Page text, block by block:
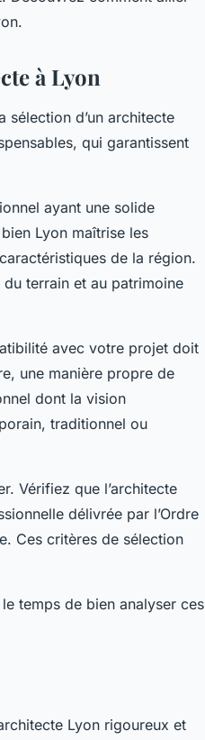
à Lyon
sélection d’un architecte
qui garantissent
ayant une solide
Lyon maîtrise les
de la région.
terrain et au patrimoine
avec votre projet doit
une manière propre de
dont la vision
traditionnel ou
Vérifiez que l’architecte
délivrée par l’Ordre
Ces critères de sélection
temps de bien analyser ces
Lyon rigoureux et